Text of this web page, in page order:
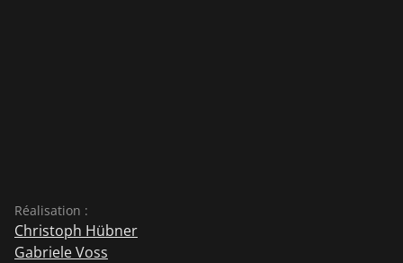
Réalisation :
Christoph Hübner
Gabriele Voss